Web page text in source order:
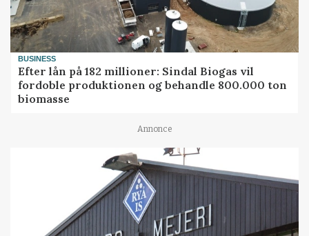
BUSINESS
Efter lån på 182 millioner: Sindal Biogas vil
fordoble produktionen og behandle 800.000 ton
biomasse
Annonce